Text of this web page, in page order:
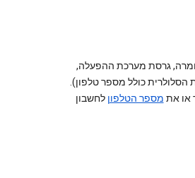
גרסת מערכת ההפעלה,
הסלולרית כולל מספר טלפון).
או את מספר הטלפון לחשבון